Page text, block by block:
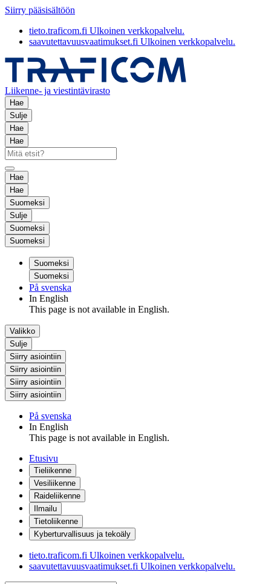
Siirry pääsisältöön
tieto.traficom.fi Ulkoinen verkkopalvelu.
saavutettavuusvaatimukset.fi Ulkoinen verkkopalvelu.
Liikenne- ja viestintävirasto
Hae
Sulje
Hae
Hae
Hae
Hae
Suomeksi
Sulje
Suomeksi
Suomeksi
Suomeksi
Suomeksi
På svenska
In English
This page is not available in English.
Valikko
Sulje
Siirry asiointiin
Siirry asiointiin
Siirry asiointiin
Siirry asiointiin
På svenska
In English
This page is not available in English.
Etusivu
Tieliikenne
Vesiliikenne
Raideliikenne
Ilmailu
Tietoliikenne
Kyberturvallisuus ja tekoäly
tieto.traficom.fi Ulkoinen verkkopalvelu.
saavutettavuusvaatimukset.fi Ulkoinen verkkopalvelu.